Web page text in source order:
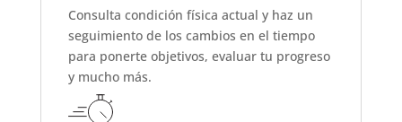
Consulta condición física actual y haz un
seguimiento de los cambios en el tiempo
para ponerte objetivos, evaluar tu progreso
y mucho más.